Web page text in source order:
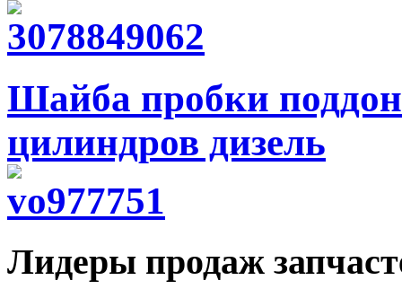
Шайба пробки
цилиндров дизель
Лидеры продаж